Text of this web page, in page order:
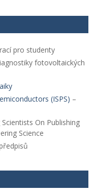
pro studenty
fotovoltaických
(ISPS) –
On Publishing
Science